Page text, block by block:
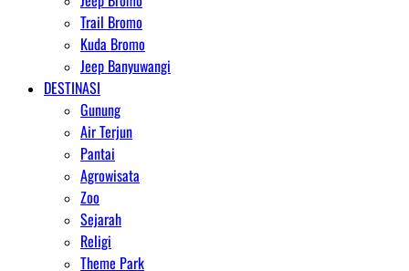
Trail Bromo
Kuda Bromo
Jeep Banyuwangi
DESTINASI
Gunung
Air Terjun
Pantai
Agrowisata
Zoo
Sejarah
Religi
Theme Park